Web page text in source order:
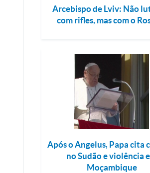
Arcebispo de Lviv: Não
com rifles, mas com o
Após o Angelus, Papa cita
no Sudão e violência
Moçambique